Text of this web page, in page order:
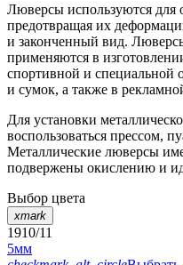
Люверсы используются для
предотвращая их
и законченный вид.
применяются в
спортивной и специальной
и сумок, а также в
Для установки
воспользоваться прессом,
Металлические люверсы
подвержены окислению и
Выбор цвета
xmark
1910/11
5мм